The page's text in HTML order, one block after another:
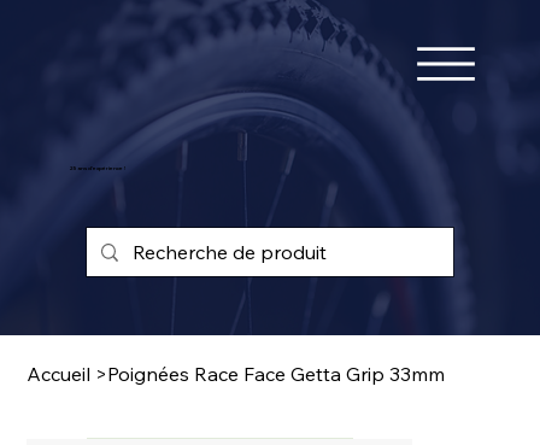
25 ans d'expérience !
Accueil >Poignées Race Face Getta Grip 33mm